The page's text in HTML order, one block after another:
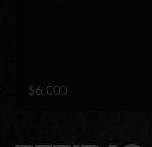
$6.000